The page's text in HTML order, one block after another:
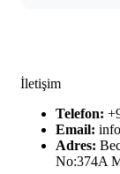
İletişim
Telefon:
Email:
Adres:
No:374A